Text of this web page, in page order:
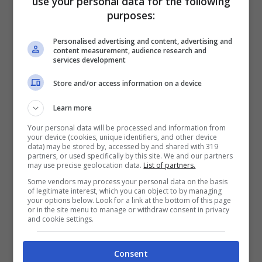
recorddal punto di vista degli ascolti e dei
dischi venduti. Nomi della scena attuale e
tutti giovanissimi ma di certo non sono loro gli
artisti italiani che hanno venduto più dischi in
assoluto nel panorama di casa nostra.
Ad oggi, sono145 gli artistidel Bel Paese
che hanno collezionato i5 milioni di dischi
vendutied oltre,12quelli che possono
vantare delle vendite che vannotra 50 e 100
milioni di copie esolo 7quelli che hanno
vendutooltre 100 milioni di dischi.Si tratta
di nomi che hanno fatto la storia della musica
purposes:
Personalised advertising and content, advertising and
content measurement, audience research and
services development
Store and/or access information on a device
Learn more
Your personal data will be processed and information from
your device (cookies, unique identifiers, and other device
data) may be stored by, accessed by and shared with 319
partners, or used specifically by this site. We and our partners
may use precise geolocation data. List of partners.
Some vendors may process your personal data on the basis
of legitimate interest, which you can object to by managing
your options below. Look for a link at the bottom of this page
or in the site menu to manage or withdraw consent in privacy
and cookie settings.
Consent